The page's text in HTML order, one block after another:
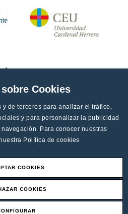
Cookies
y de terceros para analizar el tráfico,
y para personalizar la publicidad
Para conocer nuestras
Política de cookies
COOKIES
COOKIES
legal
de denucias